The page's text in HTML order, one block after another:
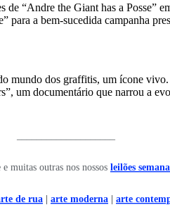
de “Andre the Giant has a
para a bem-sucedida campanha
mundo dos graffitis, um ícone
um documentário que narrou a
muitas outras nos nossos leilões
de rua arte moderna arte